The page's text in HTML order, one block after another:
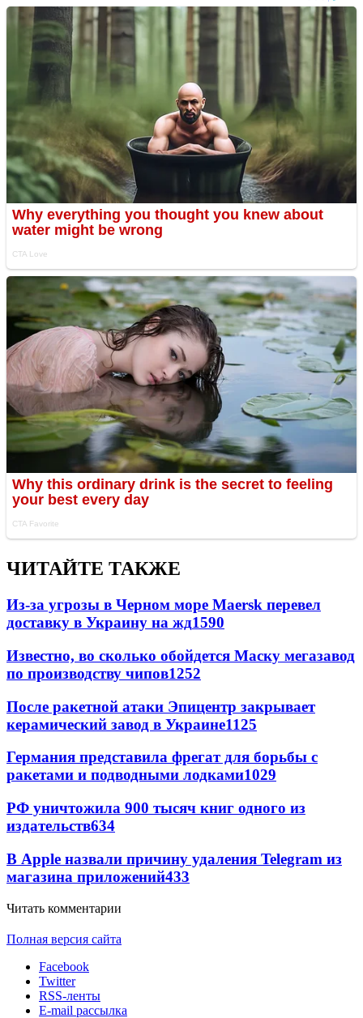
ЧИТАЙТЕ ТАКЖЕ
Из-за угрозы в Черном море Maersk перевел
доставку в Украину на жд1590
Известно, во сколько обойдется Маску мегазавод
по производству чипов1252
После ракетной атаки Эпицентр закрывает
керамический завод в Украине1125
Германия представила фрегат для борьбы с
ракетами и подводными лодками1029
РФ уничтожила 900 тысяч книг одного из
издательств634
В Apple назвали причину удаления Telegram из
магазина приложений433
Читать комментарии
Полная версия сайта
Facebook
Twitter
RSS-ленты
E-mail рассылка